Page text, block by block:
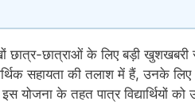
छात्र-छात्राओं के लिए बड़ी
सहायता की तलाश में हैं, उनके
के तहत पात्र विद्यार्थियों को